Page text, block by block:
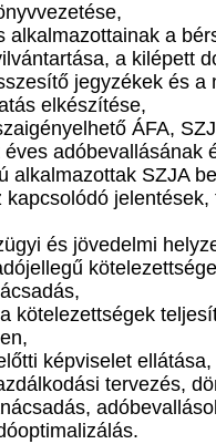
alkalmazottainak a
a kilépett
jegyzékek és
elkészítése,
ÁFA,
adóbevallásának
alkalmazottak SZJA
kapcsolódó
és jövedelmi
kötelezettségek
képviselet ellátása,
tervezés,